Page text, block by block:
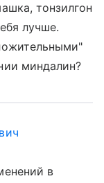
тонзилгон
лучше.
миндалин?
в